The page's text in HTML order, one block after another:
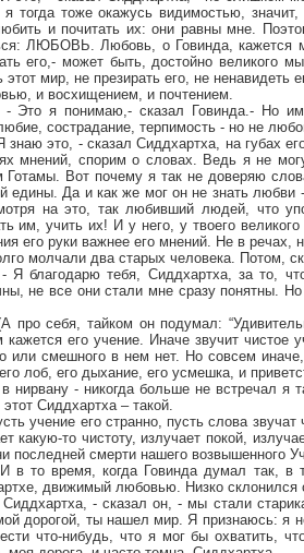
я тогда тоже окажусь видимостью,
и почитать их: они равны мне.
ЛЮБОВЬ. Любовь, о Говинда, кажется
его,- может быть, достойно
этот мир, не презирать его, не
и восхищением, и почтением.
я понимаю,- сказал Говинда.- Но
сострадание, терпимость - но не
это, - сказал Сиддхартха, на губах
мнений, спорим о словах. Ведь я не
Готамы. Вот почему я так не доверяю
едины. Да и как же мог он не знать любви
на это, так любивший людей, что
им, учить их! И у него, у твоего
его руки важнее его мнений. Не в
молчали два старых человека. Потом,
тебя, Сиддхартха, за то, что
не все они стали мне сразу понятны.
себя, тайком он подумал:
кажется его учение. Иначе звучит чистое
или смешного в нем нет. Но совсем
лоб, его дыхание, его усмешка, и
нирвану - никогда больше не встречал я
этот Сиддхартха – такой.
учение его странно, пусть слова звучат
какую-то чистоту, излучает покой,
последней смерти нашего возвышенного
время, когда Говинда думал так, в то
движимый любовью. Низко
- сказал он, - мы стали
дорогой, ты нашел мир. Я признаюсь: я
что-нибудь, что я мог бы охватить,